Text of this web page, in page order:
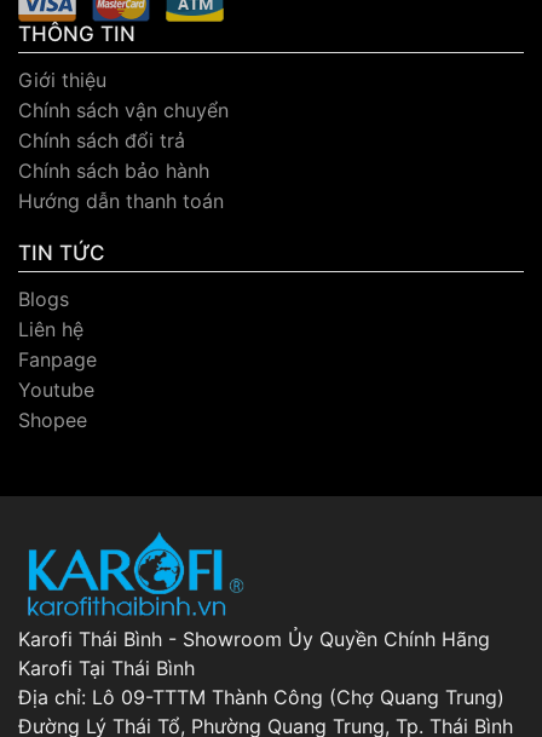
THÔNG TIN
Giới thiệu
Chính sách vận chuyển
Chính sách đổi trả
Chính sách bảo hành
Hướng dẫn thanh toán
TIN TỨC
Blogs
Liên hệ
Fanpage
Youtube
Shopee
Karofi Thái Bình - Showroom Ủy Quyền Chính Hãng
Karofi Tại Thái Bình
Địa chỉ: Lô 09-TTTM Thành Công (Chợ Quang Trung)
Đường Lý Thái Tổ, Phường Quang Trung, Tp. Thái Bình